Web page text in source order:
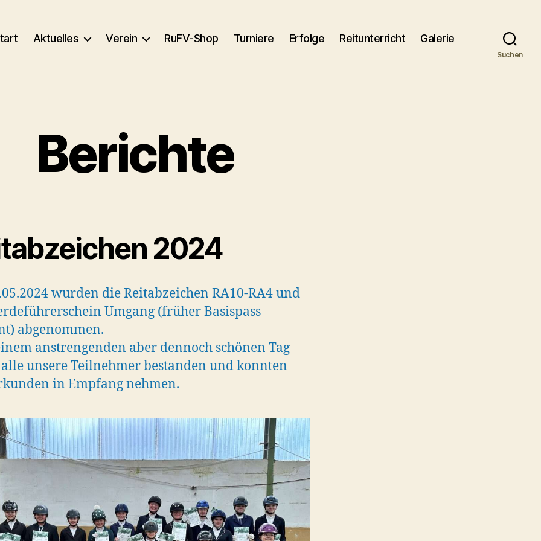
Aktuelles Verein RuFV-Shop Turniere Erfolge Reitunterricht Galerie
Suchen
Berichte
2024
wurden die Reitabzeichen RA10-RA4 und
Umgang (früher Basispass
abgenommen.
anstrengenden aber dennoch schönen Tag
unsere Teilnehmer bestanden und konnten
in Empfang nehmen.